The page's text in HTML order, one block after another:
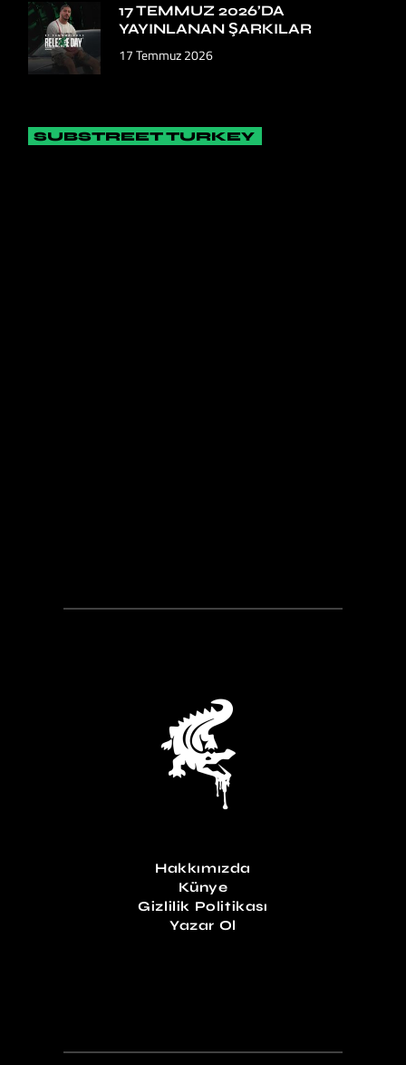
17 TEMMUZ 2026’DA
YAYINLANAN ŞARKILAR
17 Temmuz 2026
SUBSTREET TURKEY
Hakkımızda
Künye
Gizlilik Politikası
Yazar Ol